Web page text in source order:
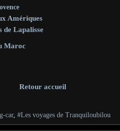
Amériques
de Lapalisse
Maroc
Retour accueil
car, #Les voyages de Tranquiloubilou